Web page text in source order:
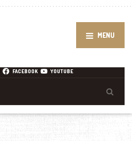
MENU
FACEBOOK YOUTUBE